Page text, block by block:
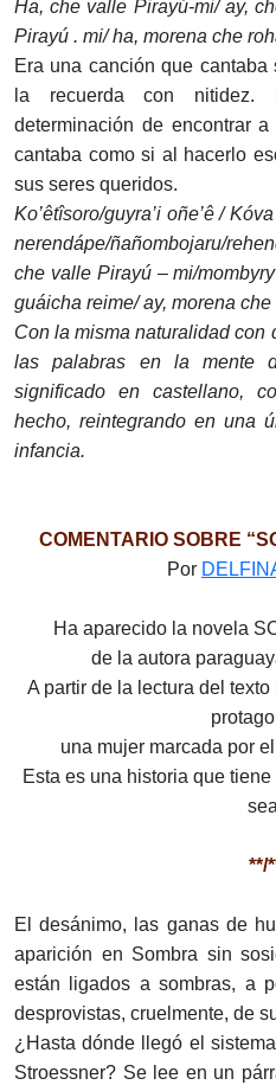
Ha, che valle Pirayú-mi/ ay,
Pirayú . mi/ ha, morena che
Era una canción que
la recuerda con nitidez.
determinación de encontrar
cantaba como si al hacerlo
sus seres queridos.
Ko’êtîsoro/guyra’i oñe’ê /
nerendápe/ñañombojaru/
che valle Pirayú – mi/
guáicha reime/ ay, morena che
Con la misma naturalidad con
las palabras en la mente
significado en castellano,
hecho, reintegrando en una
infancia.
COMENTARIO SOBRE
Por
Ha aparecido la novela
de la autora
A partir de la lectura del
una mujer marcada por
Esta es una historia que
**/
El desánimo, las ganas de
aparición en Sombra sin
están ligados a sombras, a
desprovistas, cruelmente, de
¿Hasta dónde llegó el
Stroessner? Se lee en un